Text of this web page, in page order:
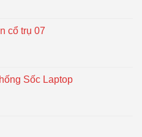
cổ trụ 07
Sốc Laptop